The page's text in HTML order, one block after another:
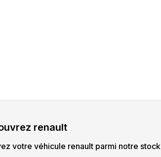
renault
votre véhicule renaultparmi notre stock